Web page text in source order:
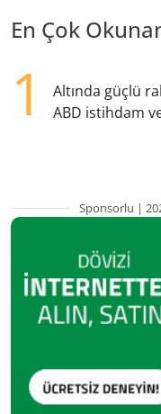
En Çok
1
Altında güçlü
ABD istihdam
Sponsorlu |